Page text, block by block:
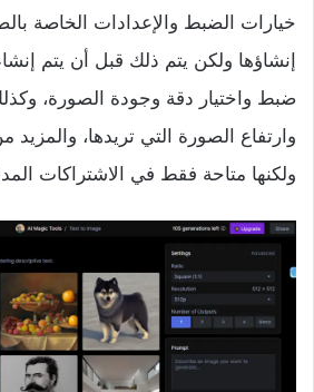
خيارات الضبط والإعدادات الخاصة
إنشاؤها ولكن يتم ذلك قبل أن يتم
ضبط واختيار دقة وجودة الصورة،
وارتفاع الصورة التي تريدها، والمزيد
ولكنها متاحة فقط في الاشتراكات